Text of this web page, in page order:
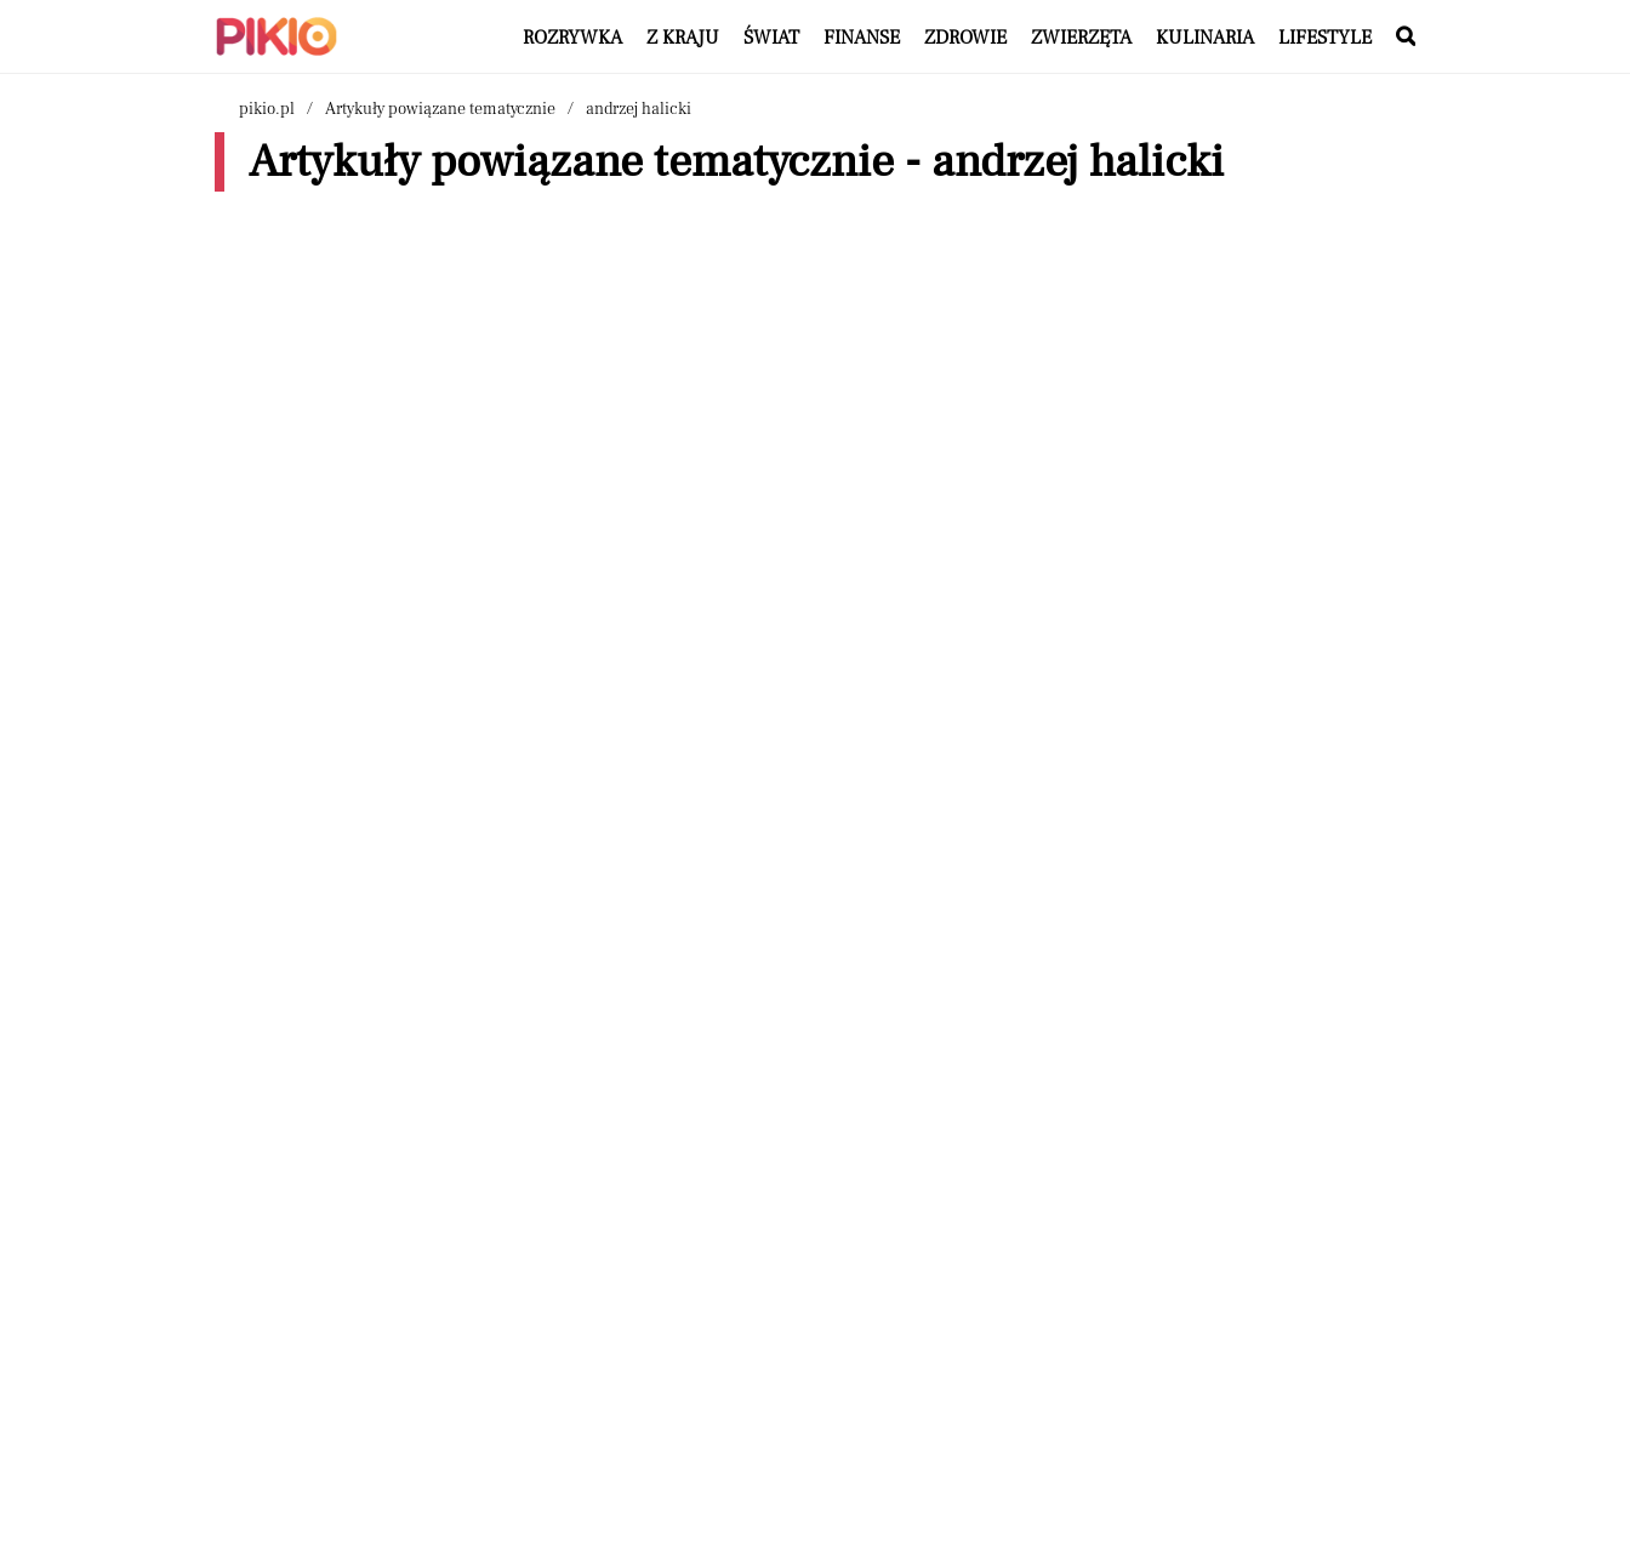
ROZRYWKA Z KRAJU ŚWIAT FINANSE ZDROWIE ZWIERZĘTA KULINARIA LIFESTYLE
pikio.pl Artykuły powiązane tematycznie andrzej halicki
Artykuły powiązane tematycznie - andrzej halicki